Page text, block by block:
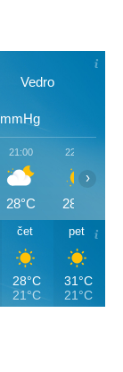
Vedro
mmHg
21:00
28°C
22:00
28°C
›
čet
28°C
21°C
pet
31°C
21°C